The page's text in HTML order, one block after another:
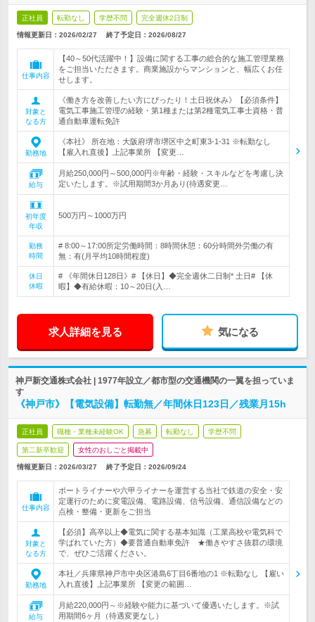
正社員 転勤なし 学歴不問 完全週休2日制
情報更新日：2026/02/27 終了予定日： 2026/08/27
仕事内容
【40～50代活躍中！】設備に関する工事の総合的な施工管理業務
をご担当いただきます。商業施設からマンションと、幅広くお任
せします。
対象と
なる方
《働き方を改善したい方にぴったり！土日祝休み》【必須条件】
電気工事施工管理の経験・第1種または第2種電気工事士資格・普
通自動車運転免許
勤務地
《本社》 所在地：大阪府堺市堺区中之町東3-1-31 ※転勤なし
【雇入れ直後】上記事業所 【変更…
給与
月給250,000円～500,000円※年齢・経験・スキルなどを考慮し決
定いたします。※試用期間3か月あり(待遇変更…
初年度
年収
500万円～1000万円
勤務
時間
# 8:00～17:00所定労働時間：8時間休憩：60分時間外労働の有
無：有(月平均10時間程度)
休日
休暇
# 《年間休日128日》# 【休日】◆完全週休二日制* 土日# 【休
暇】◆有給休暇：10～20日(入…
求人詳細を見る 気になる
神戸新交通株式会社 | 1977年設立／都市型の交通機関の一翼を担っていま
す
《神戸市》【電気設備】転勤無／年間休日123日／残業月15h
正社員 職種・業種未経験OK 急募 転勤なし 学歴不問
第二新卒歓迎 女性のおしごと掲載中
情報更新日：2026/03/27 終了予定日： 2026/09/24
仕事内容
ポートライナーや六甲ライナーを運営する当社で鉄道の安全・安
定運行のために変電設備、電路設備、信号設備、通信設備などの
点検・整備・更新をご担当
対象と
なる方
【必須】高卒以上◆電気に関する基本知識（工業高校や電気科で
学ばれていた方）◆要普通自動車免許 ★働きやすさ抜群の環境
で、ぜひご活躍ください。
勤務地
本社／兵庫県神戸市中央区港島6丁目6番地の1 ※転勤なし 【雇い
入れ直後】上記事業所 【変更の範囲…
給与
月給220,000円～※経験や能力に基づいて優遇いたします。※試
用期間6ヶ月（待遇変更なし）